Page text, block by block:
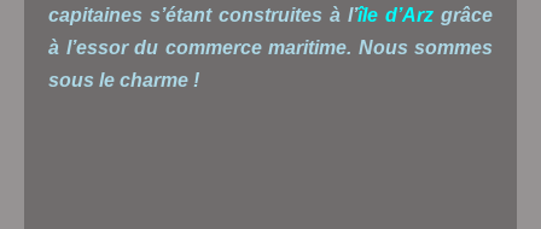
capitaines s’étant construites à l’île d’Arz grâce
à l’essor du commerce maritime. Nous sommes
sous le charme !